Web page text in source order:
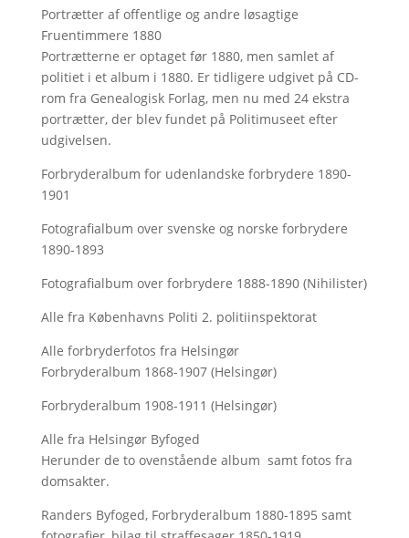
Portrætter af offentlige og andre løsagtige
Fruentimmere 1880
Portrætterne er optaget før 1880, men samlet af
politiet i et album i 1880. Er tidligere udgivet på CD-
rom fra Genealogisk Forlag, men nu med 24 ekstra
portrætter, der blev fundet på Politimuseet efter
udgivelsen.
Forbryderalbum for udenlandske forbrydere 1890-
1901
Fotografialbum over svenske og norske forbrydere
1890-1893
Fotografialbum over forbrydere 1888-1890 (Nihilister)
Alle fra Københavns Politi 2. politiinspektorat
Alle forbryderfotos fra Helsingør
Forbryderalbum 1868-1907 (Helsingør)
Forbryderalbum 1908-1911 (Helsingør)
Alle fra Helsingør Byfoged
Herunder de to ovenstående album samt fotos fra
domsakter.
Randers Byfoged, Forbryderalbum 1880-1895 samt